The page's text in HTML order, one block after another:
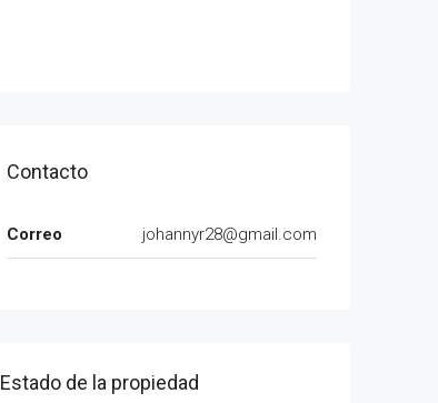
Contacto
Correo johannyr28@gmail.com
Estado de la propiedad